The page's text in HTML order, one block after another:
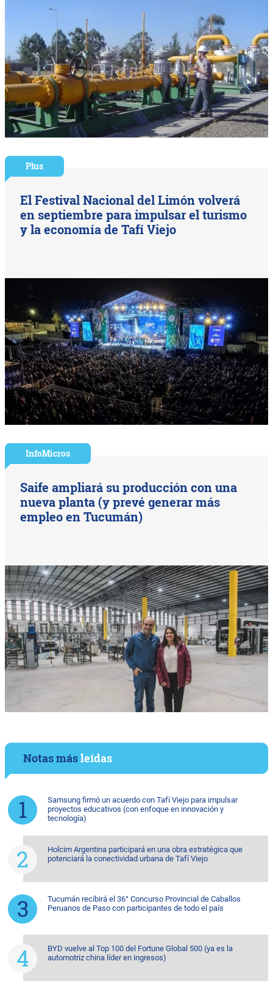
Plus
El Festival Nacional del Limón volverá
en septiembre para impulsar el turismo
y la economía de Tafí Viejo
InfoMicros
Saife ampliará su producción con una
nueva planta (y prevé generar más
empleo en Tucumán)
Notas másleídas
Samsung firmó un acuerdo con Tafí Viejo para impulsar
proyectos educativos (con enfoque en innovación y
tecnología)
Holcim Argentina participará en una obra estratégica que
potenciará la conectividad urbana de Tafí Viejo
Tucumán recibirá el 36° Concurso Provincial de Caballos
Peruanos de Paso con participantes de todo el país
BYD vuelve al Top 100 del Fortune Global 500 (ya es la
automotriz china líder en ingresos)